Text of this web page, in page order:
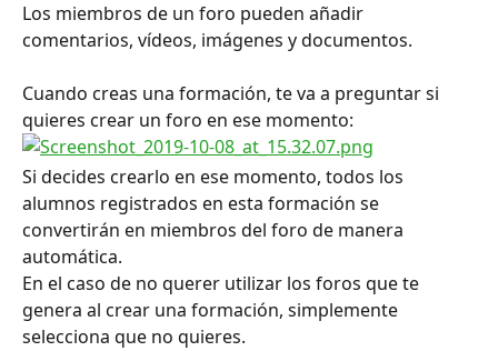
Los miembros de un foro pueden añadir
comentarios, vídeos, imágenes y documentos.
Cuando creas una formación, te va a preguntar si
quieres crear un foro en ese momento:
Si decides crearlo en ese momento, todos los
alumnos registrados en esta formación se
convertirán en miembros del foro de manera
automática.
En el caso de no querer utilizar los foros que te
genera al crear una formación, simplemente
selecciona que no quieres.